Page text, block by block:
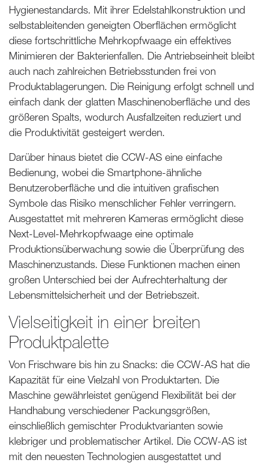
Hygienestandards. Mit ihrer Edelstahlkonstruktion und
selbstableitenden geneigten Oberflächen ermöglicht
diese fortschrittliche Mehrkopfwaage ein effektives
Minimieren der Bakterienfallen. Die Antriebseinheit bleibt
auch nach zahlreichen Betriebsstunden frei von
Produktablagerungen. Die Reinigung erfolgt schnell und
einfach dank der glatten Maschinenoberfläche und des
größeren Spalts, wodurch Ausfallzeiten reduziert und
die Produktivität gesteigert werden.
Darüber hinaus bietet die CCW-AS eine einfache
Bedienung, wobei die Smartphone-ähnliche
Benutzeroberfläche und die intuitiven grafischen
Symbole das Risiko menschlicher Fehler verringern.
Ausgestattet mit mehreren Kameras ermöglicht diese
Next-Level-Mehrkopfwaage eine optimale
Produktionsüberwachung sowie die Überprüfung des
Maschinenzustands. Diese Funktionen machen einen
großen Unterschied bei der Aufrechterhaltung der
Lebensmittelsicherheit und der Betriebszeit.
Vielseitigkeit in einer breiten
Produktpalette
Von Frischware bis hin zu Snacks: die CCW-AS hat die
Kapazität für eine Vielzahl von Produktarten. Die
Maschine gewährleistet genügend Flexibilität bei der
Handhabung verschiedener Packungsgrößen,
einschließlich gemischter Produktvarianten sowie
klebriger und problematischer Artikel. Die CCW-AS ist
mit den neuesten Technologien ausgestattet und